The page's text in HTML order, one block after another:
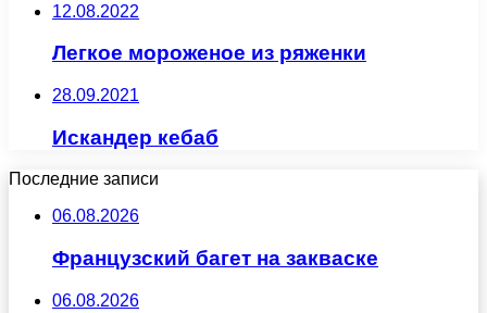
12.08.2022
Легкое мороженое из ряженки
28.09.2021
Искандер кебаб
Последние записи
06.08.2026
Французский багет на закваске
06.08.2026